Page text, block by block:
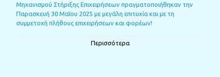
Μηχανισμού Στήριξης Επιχειρήσεων πραγματοποιήθηκαν την
Παρασκευή 30 Μαΐου 2025 με μεγάλη επιτυχία και με τη
συμμετοχή πλήθους επιχειρήσεων και φορέων!
Περισσότερα